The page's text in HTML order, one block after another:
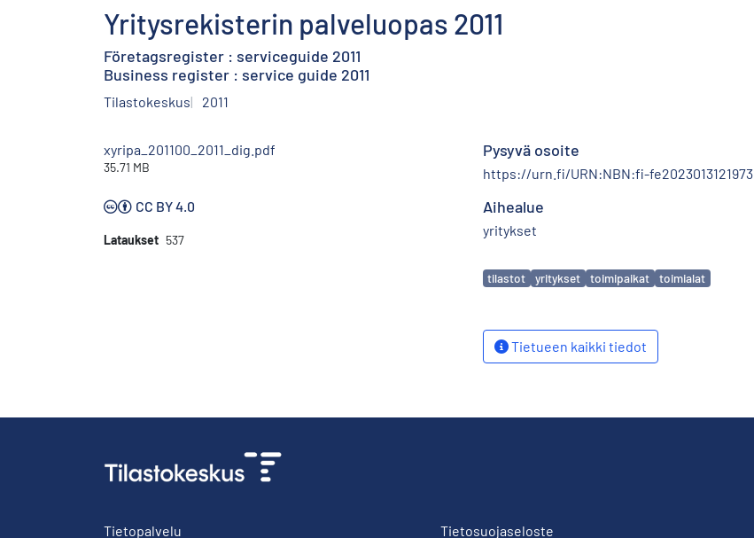
Yritysrekisterin palveluopas 2011
Företagsregister : serviceguide 2011
Business register : service guide 2011
Tilastokeskus 2011
xyripa_201100_2011_dig.pdf
35.71 MB
CC BY 4.0
Lataukset 537
Pysyvä osoite
https://urn.fi/URN:NBN:fi-fe2023013121973
Aihealue
yritykset
Avainsanat
tilastot yritykset toimipaikat toimialat
Tietueen kaikki tiedot
Tietopalvelu Tietosuojaseloste